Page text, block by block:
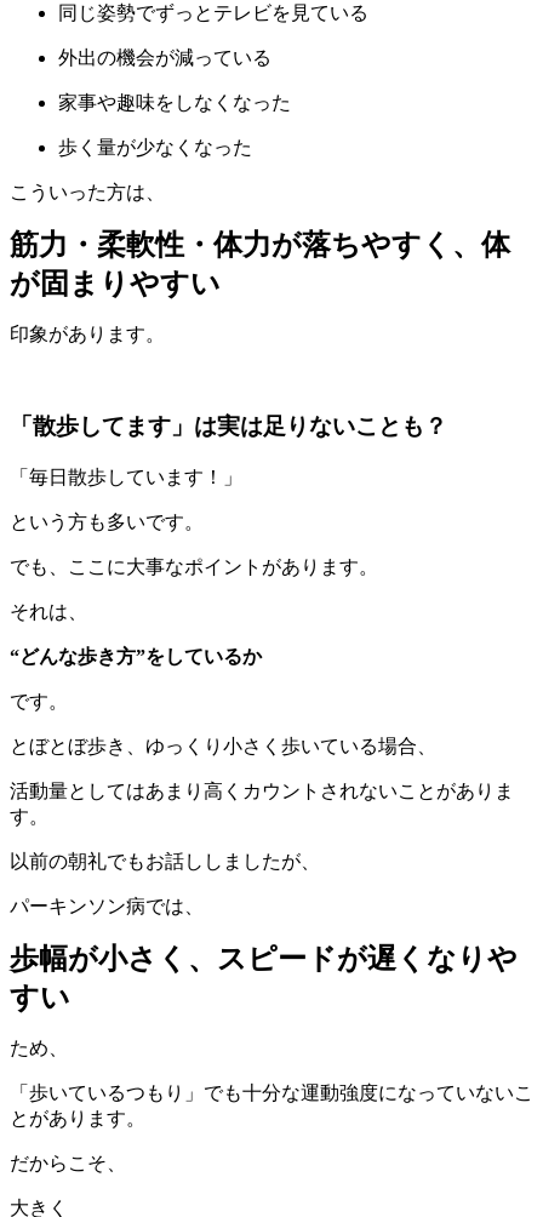
同じ姿勢でずっとテレビを見ている
外出の機会が減っている
家事や趣味をしなくなった
歩く量が少なくなった
こういった方は、
筋力・柔軟性・体力が落ちやすく、体
が固まりやすい
印象があります。
「散歩してます」は実は足りないことも？
「毎日散歩しています！」
という方も多いです。
でも、ここに大事なポイントがあります。
それは、
“どんな歩き方”をしているか
です。
とぼとぼ歩き、ゆっくり小さく歩いている場合、
活動量としてはあまり高くカウントされないことがありま
す。
以前の朝礼でもお話ししましたが、
パーキンソン病では、
歩幅が小さく、スピードが遅くなりや
すい
ため、
「歩いているつもり」でも十分な運動強度になっていないこ
とがあります。
だからこそ、
大きく